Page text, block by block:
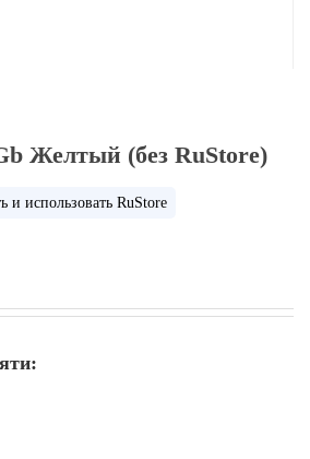
Желтый (без RuStore)
и использовать RuStore